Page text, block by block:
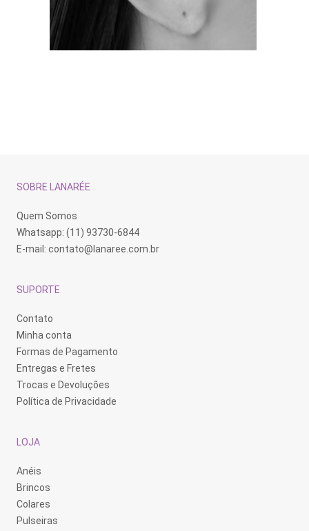
SOBRE LANARÉE
Quem Somos
Whatsapp: (11) 93730-6844
E-mail: contato@lanaree.com.br
SUPORTE
Contato
Minha conta
Formas de Pagamento
Entregas e Fretes
Trocas e Devoluções
Política de Privacidade
LOJA
Anéis
Brincos
Colares
Pulseiras